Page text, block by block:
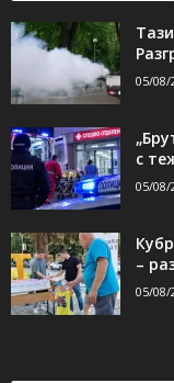
05/08/
с
05/08/
–
05/08/